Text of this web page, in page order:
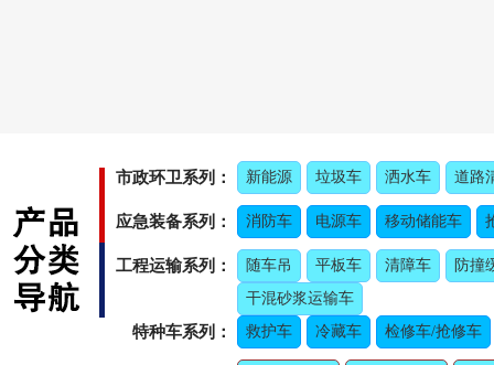
市政环卫系列： 新能源 垃圾车 洒水车 道路
应急装备系列： 消防车 电源车 移动储能车
工程运输系列： 随车吊 平板车 清障车
防撞
干混砂浆运输车
特种车系列： 救护车 冷藏车 检修车/抢修车